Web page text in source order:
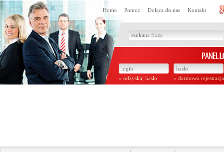
Home Pomoc Dołącz do nas Kontakt
» odzyskaj hasło » darmowa rejestracja